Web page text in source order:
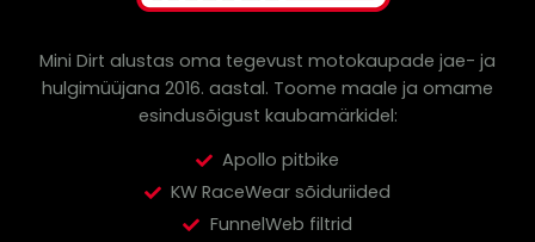
Mini Dirt alustas oma tegevust motokaupade jae- ja
hulgimüüjana 2016. aastal. Toome maale ja omame
esindusõigust kaubamärkidel:
Apollo pitbike
KW RaceWear sõiduriided
FunnelWeb filtrid